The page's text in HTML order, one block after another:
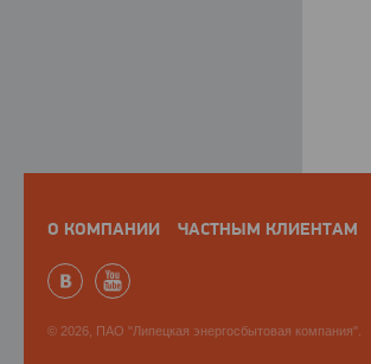
О КОМПАНИИ ЧАСТНЫМ КЛИЕНТАМ
© 2026, ПАО "Липецкая энергосбытовая компания".